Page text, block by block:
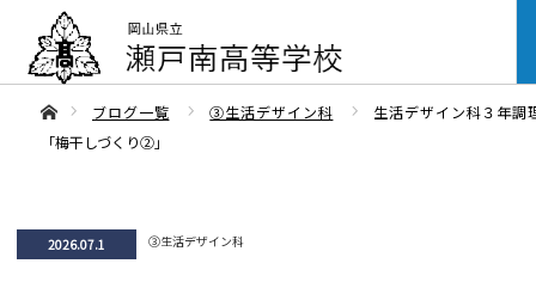
ああホームブログ一覧 ③生活デザイン科
生活デザイン科３年調
「梅干しづくり②」
2026.07.1 ③生活デザイン科